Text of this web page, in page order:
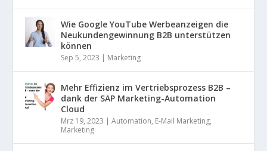
Wie Google YouTube Werbeanzeigen die
Neukundengewinnung B2B unterstützen
können
Sep 5, 2023 | Marketing
Mehr Effizienz im Vertriebsprozess B2B –
dank der SAP Marketing-Automation
Cloud
Mrz 19, 2023 |Automation, E-Mail Marketing,
Marketing